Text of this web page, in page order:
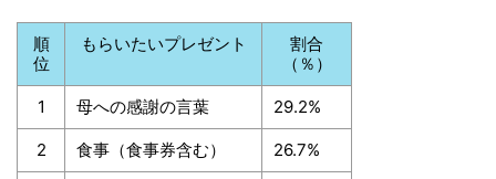
順
位
もらいたいプレゼント
割合
（％）
1 母への感謝の言葉 29.2%
2 食事（食事券含む） 26.7%